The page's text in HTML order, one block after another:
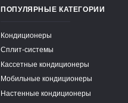
ПОПУЛЯРНЫЕ КАТЕГОРИИ
Кондиционеры
Сплит-системы
Кассетные кондиционеры
Мобильные кондиционеры
Настенные кондиционеры